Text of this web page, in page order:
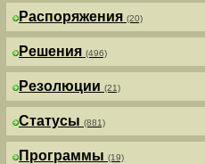
Распоряжения (20)
Решения (496)
Резолюции (21)
Статусы (881)
Программы (19)